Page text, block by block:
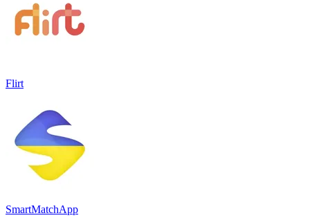
Flirt
SmartMatchApp